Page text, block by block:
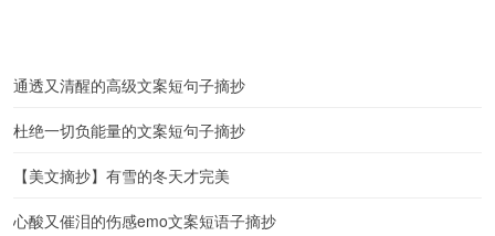
通透又清醒的高级文案短句子摘抄
杜绝一切负能量的文案短句子摘抄
【美文摘抄】有雪的冬天才完美
心酸又催泪的伤感emo文案短语子摘抄